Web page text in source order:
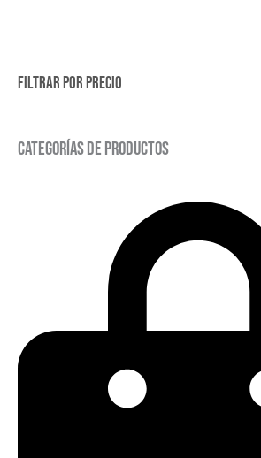
Filtrar por precio
Categorías de productos